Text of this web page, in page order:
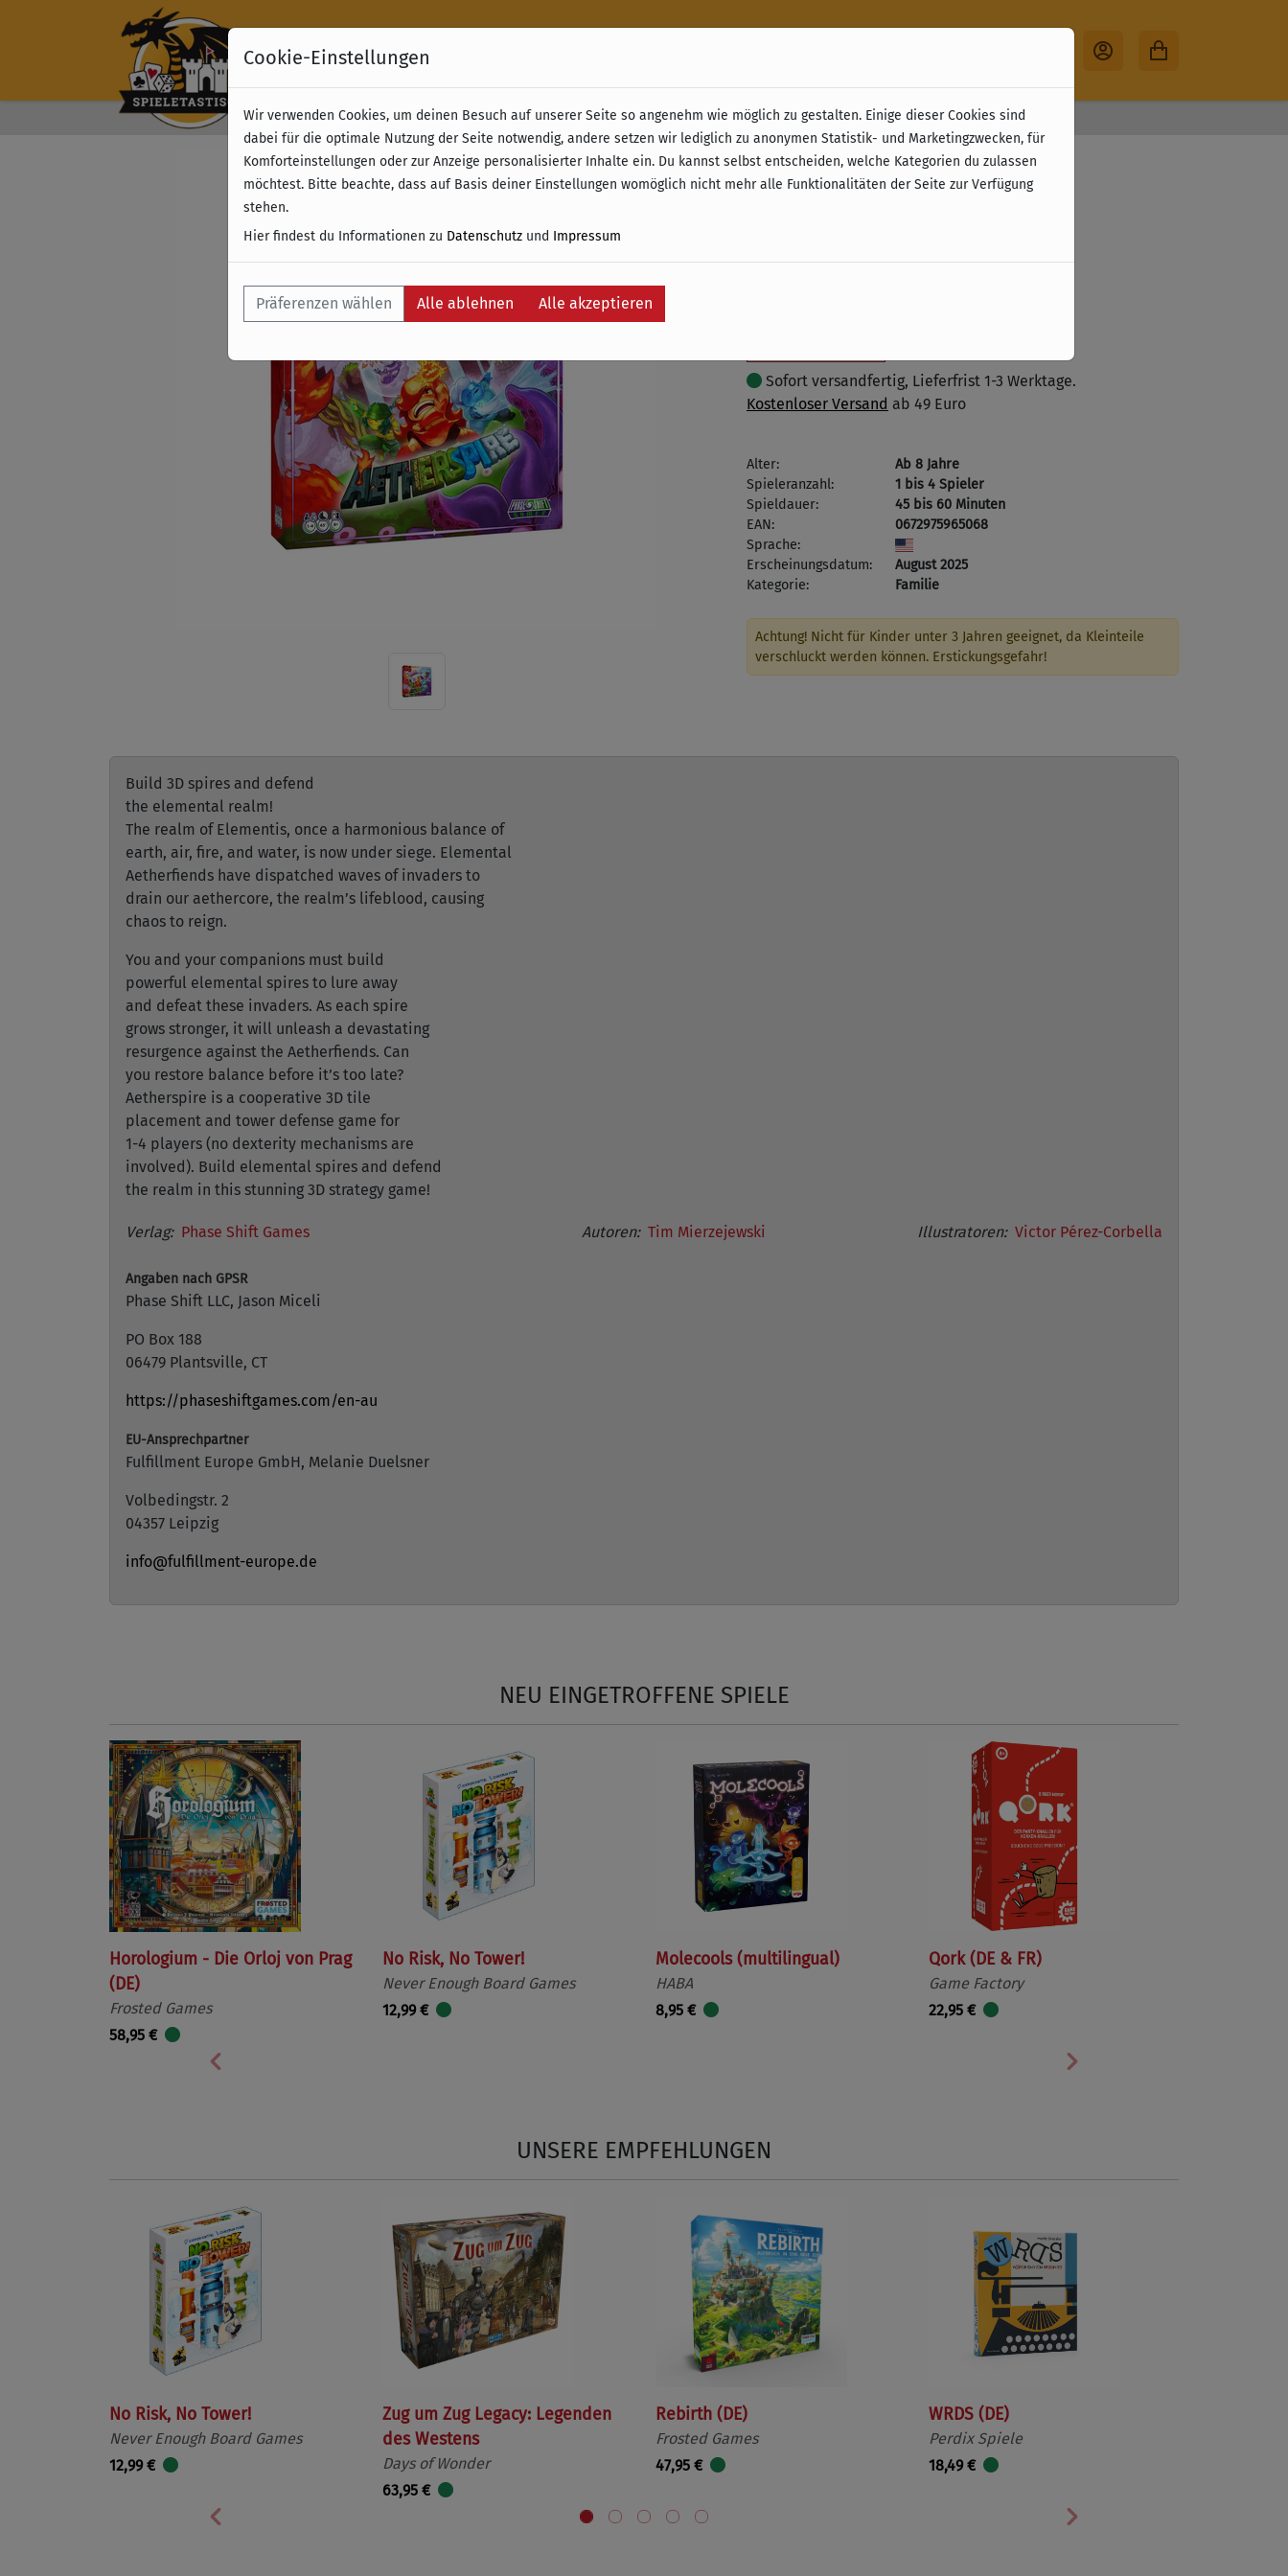
Kostenloser Versand & Retoure ab 49 € (innerhalb Deutschlands) 30 Tage Rückgabe
Aetherspire (EN)
Sofort versandfertig, Lieferfrist 1-3 Werktage.
Kostenloser Versand ab 49 Euro
Alter:
Ab 8 Jahre
Spieleranzahl:
1 bis 4 Spieler
Spieldauer:
45 bis 60 Minuten
EAN:
0672975965068
Sprache:
Erscheinungsdatum:
August 2025
Kategorie:
Familie
Achtung! Nicht für Kinder unter 3 Jahren geeignet, da Kleinteile
verschluckt werden können. Erstickungsgefahr!
Build 3D spires and defend
the elemental realm!
The realm of Elementis, once a harmonious balance of
earth, air, fire, and water, is now under siege. Elemental
Aetherfiends have dispatched waves of invaders to
drain our aethercore, the realm’s lifeblood, causing
chaos to reign.
You and your companions must build
powerful elemental spires to lure away
and defeat these invaders. As each spire
grows stronger, it will unleash a devastating
resurgence against the Aetherfiends. Can
you restore balance before it’s too late?
Aetherspire is a cooperative 3D tile
placement and tower defense game for
1-4 players (no dexterity mechanisms are
involved). Build elemental spires and defend
the realm in this stunning 3D strategy game!
Verlag: Phase Shift Games
Angaben nach GPSR
Phase Shift LLC, Jason Miceli
PO Box 188
06479 Plantsville, CT
https://phaseshiftgames.com/en-au
EU-Ansprechpartner
Fulfillment Europe GmbH, Melanie Duelsner
Volbedingstr. 2
04357 Leipzig
info@fulfillment-europe.de
Autoren: Tim Mierzejewski Illustratoren: Victor Pérez-Corbella
NEU EINGETROFFENE SPIELE
Horologium - Die Orloj von Prag
(DE)
Frosted Games
58,95 €
No Risk, No Tower!
Never Enough Board Games
12,99 €
Molecools (multilingual)
HABA
8,95 €
Qork (DE & FR)
Game Factory
22,95 €
Vorherige Nächste
UNSERE EMPFEHLUNGEN
No Risk, No Tower!
Never Enough Board Games
12,99 €
Zug um Zug Legacy: Legenden
des Westens
Days of Wonder
63,95 €
Rebirth (DE)
Frosted Games
47,95 €
WRDS (DE)
Perdix Spiele
18,49 €
Vorherige Nächste
Cookie-Einstellungen
Wir verwenden Cookies, um deinen Besuch auf unserer Seite so angenehm wie möglich zu gestalten. Einige dieser Cookies sind
dabei für die optimale Nutzung der Seite notwendig, andere setzen wir lediglich zu anonymen Statistik- und Marketingzwecken, für
Komforteinstellungen oder zur Anzeige personalisierter Inhalte ein. Du kannst selbst entscheiden, welche Kategorien du zulassen
möchtest. Bitte beachte, dass auf Basis deiner Einstellungen womöglich nicht mehr alle Funktionalitäten der Seite zur Verfügung
stehen.
Hier findest du Informationen zu Datenschutz und Impressum
Präferenzen wählen Alle ablehnen Alle akzeptieren